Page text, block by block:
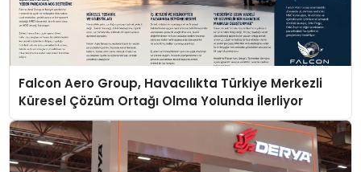
Falcon Aero Group, Havacılıkta Türkiye Merkezli
Küresel Çözüm Ortağı Olma Yolunda İlerliyor